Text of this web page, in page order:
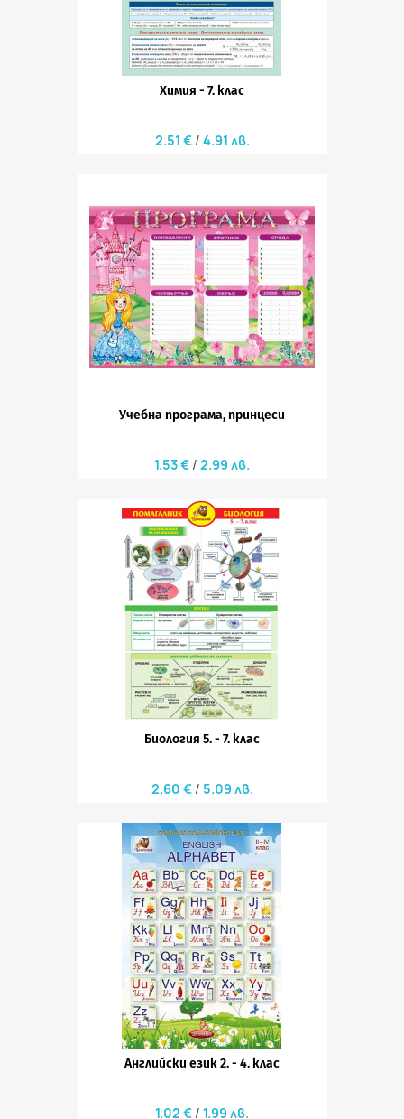
Химия - 7. клас
2.51 € 4.91 лв.
Учебна програма, принцеси
1.53 € 2.99 лв.
Биология 5. - 7. клас
2.60 € 5.09 лв.
Английски език 2. - 4. клас
1.02 € 1.99 лв.